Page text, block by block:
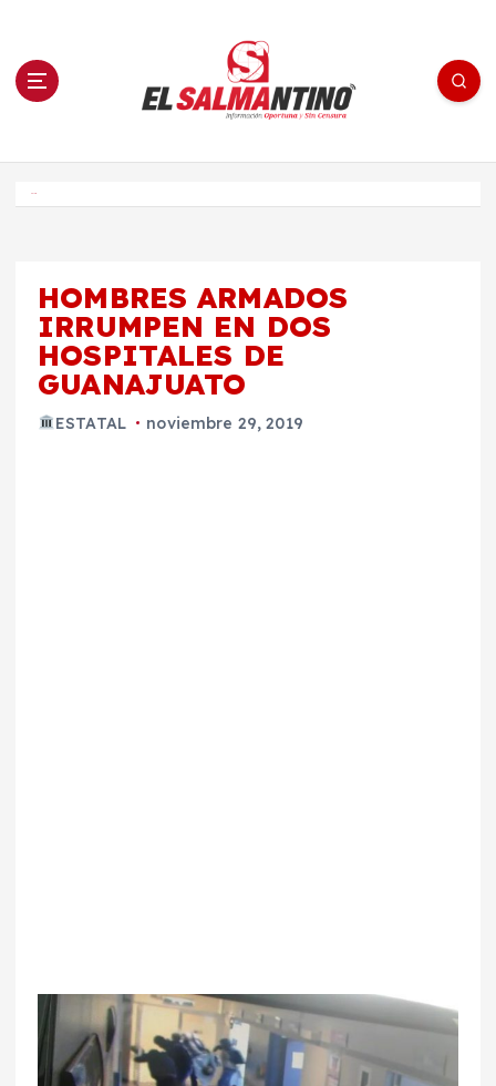
n El Salmantino - medios/noticias/editorial
HOMBRES ARMADOS
IRRUMPEN EN DOS
HOSPITALES DE
GUANAJUATO
ESTATAL noviembre 29, 2019